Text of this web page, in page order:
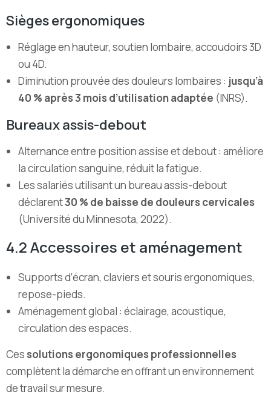
Sièges ergonomiques
Réglage en hauteur, soutien lombaire, accoudoirs 3D
ou 4D.
Diminution prouvée des douleurs lombaires : jusqu’à
40 % après 3 mois d’utilisation adaptée (INRS).
Bureaux assis-debout
Alternance entre position assise et debout : améliore
la circulation sanguine, réduit la fatigue.
Les salariés utilisant un bureau assis-debout
déclarent30 % de baisse de douleurs cervicales
(Université du Minnesota, 2022).
4.2 Accessoires et aménagement
Supports d’écran, claviers et souris ergonomiques,
repose-pieds.
Aménagement global : éclairage, acoustique,
circulation des espaces.
Ces solutions ergonomiques professionnelles
complètent la démarche en offrant un environnement
de travail sur mesure.